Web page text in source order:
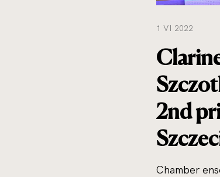
1 VI 2022
2nd
Chamber